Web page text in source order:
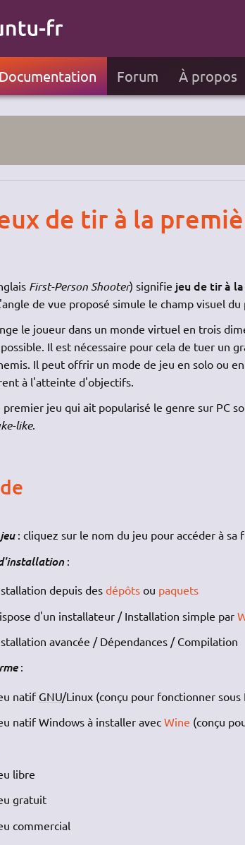
Documentation Forum À propos
de tir à la
First-Person Shooter) signifie jeu de tir à
de vue proposé simule le champ visuel du
le joueur dans un monde virtuel en trois
Il est nécessaire pour cela de tuer un
Il peut offrir un mode de jeu en solo ou
à l'atteinte d'objectifs.
premier jeu qui ait popularisé le genre sur PC
like.
: cliquez sur le nom du jeu pour accéder à sa
:
depuis des dépôtsou paquets
d'un installateur / Installation simple par
avancée / Dépendances / Compilation
:
natif GNU/Linux (conçu pour fonctionner sous
natif Windows à installer avec Wine (conçu
libre
gratuit
commercial